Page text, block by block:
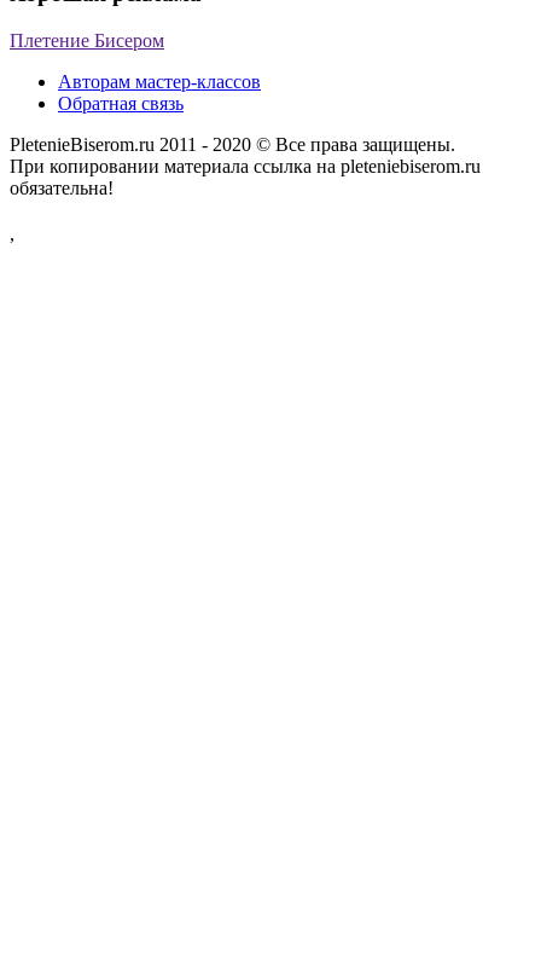
Плетение Бисером
Авторам мастер-классов
Обратная связь
PletenieBiserom.ru 2011 - 2020 © Все права защищены.
При копировании материала ссылка на pleteniebiserom.ru
обязательна!
,